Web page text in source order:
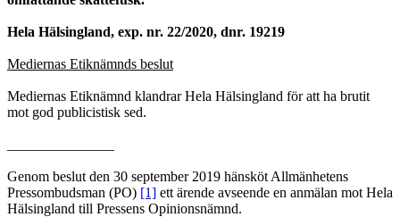
Hela Hälsingland, exp. nr. 22/2020, dnr. 19219
Mediernas Etiknämnds beslut
Mediernas Etiknämnd klandrar Hela Hälsingland för att ha brutit
mot god publi­cis­tisk sed.
Genom beslut den 30 september 2019 hänsköt Allmänhetens
Pressombudsman (PO) [1] ett ärende avseende en anmälan mot Hela
Hälsingland till Pressens Opinionsnämnd.